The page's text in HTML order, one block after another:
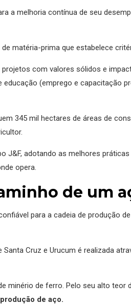
a melhoria contínua de seu
de matéria-prima que estabelece
com valores sólidos e
(emprego e capacitação
345 mil hectares de áreas de
J&F, adotando as melhores
opera.
de um
para a cadeia de produção
Cruz e Urucum é realizada
minério de ferro. Pelo seu alto teor
de aço.